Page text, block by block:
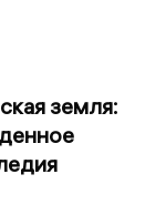
земля: